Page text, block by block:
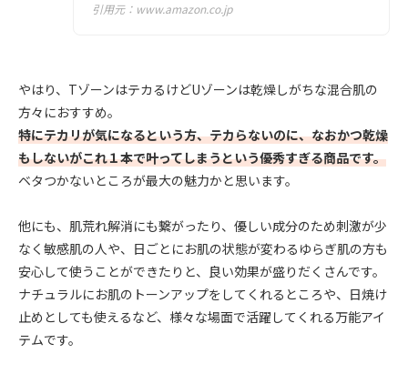
引用元： www.amazon.co.jp
やはり、TゾーンはテカるけどUゾーンは乾燥しがちな混合肌の
方々におすすめ。
特にテカリが気になるという方、テカらないのに、なおかつ乾燥
もしないがこれ１本で叶ってしまうという優秀すぎる商品です。
ベタつかないところが最大の魅力かと思います。
他にも、肌荒れ解消にも繋がったり、優しい成分のため刺激が少
なく敏感肌の人や、日ごとにお肌の状態が変わるゆらぎ肌の方も
安心して使うことができたりと、良い効果が盛りだくさんです。
ナチュラルにお肌のトーンアップをしてくれるところや、日焼け
止めとしても使えるなど、様々な場面で活躍してくれる万能アイ
テムです。